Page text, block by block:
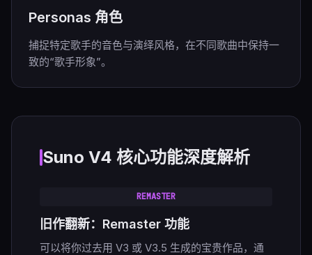
Personas 角色
捕捉特定歌手的音色与演绎风格，在不同歌曲中保持一
致的“歌手形象”。
Suno V4 核心功能深度解析
REMASTER
旧作翻新：Remaster 功能
可以将你过去用 V3 或 V3.5 生成的宝贵作品，通